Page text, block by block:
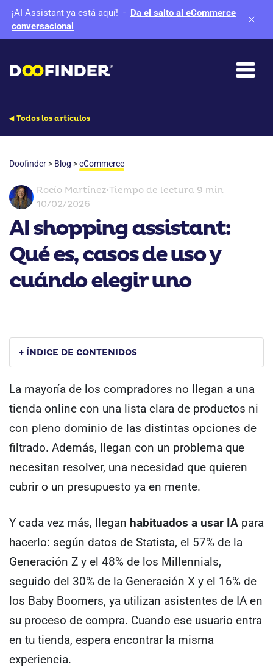
¡AI Assistant ya está aquí! - Da el salto al eCommerce
conversacional
Todos los artículos
Doofinder > Blog >eCommerce
Rocío Martínez•Tiempo de lectura 9 min
10/02/2026
AI shopping assistant:
Qué es, casos de uso y
cuándo elegir uno
+ ÍNDICE DE CONTENIDOS
La mayoría de los compradores no llegan a una
tienda online con una lista clara de productos ni
con pleno dominio de las distintas opciones de
filtrado. Además, llegan con un problema que
necesitan resolver, una necesidad que quieren
cubrir o un presupuesto ya en mente.
Y cada vez más, llegan habituados a usar IA para
hacerlo: según datos de Statista, el 57% de la
Generación Z y el 48% de los Millennials,
seguido del 30% de la Generación X y el 16% de
los Baby Boomers, ya utilizan asistentes de IA en
su proceso de compra. Cuando ese usuario entra
en tu tienda, espera encontrar la misma
experiencia.